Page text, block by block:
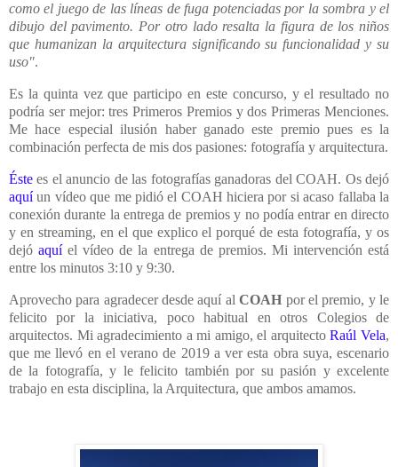
como el juego de las líneas de fuga potenciadas por la sombra y el
dibujo del pavimento. Por otro lado resalta la figura de los niños
que humanizan la arquitectura significando su funcionalidad y su
uso".
Es la quinta vez que participo en este concurso, y el resultado no
podría ser mejor: tres Primeros Premios y dos Primeras Menciones.
Me hace especial ilusión haber ganado este premio pues es la
combinación perfecta de mis dos pasiones: fotografía y arquitectura.
Éste es el anuncio de las fotografías ganadoras del COAH. Os dejó
aquíun vídeo que me pidió el COAH hiciera por si acaso fallaba la
conexión durante la entrega de premios y no podía entrar en directo
y en streaming, en el que explico el porqué de esta fotografía, y os
dejóaquíel vídeo de la entrega de premios. Mi intervención está
entre los minutos 3:10 y 9:30.
Aprovecho para agradecer desde aquí alCOAH por el premio, y le
felicito por la iniciativa, poco habitual en otros Colegios de
arquitectos. Mi agradecimiento a mi amigo, el arquitectoRaúl Vela,
que me llevó en el verano de 2019 a ver esta obra suya, escenario
de la fotografía, y le felicito también por su pasión y excelente
trabajo en esta disciplina, la Arquitectura, que ambos amamos.